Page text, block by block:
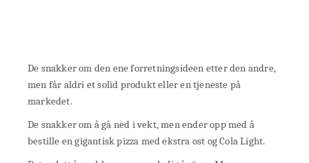
De snakker om den ene forretningsideen etter den andre,
men får aldri et solid produkt eller en tjeneste på
markedet.
De snakker om å gå ned i vekt, men ender opp med å
bestille en gigantisk pizza med ekstra ost og Cola Light.